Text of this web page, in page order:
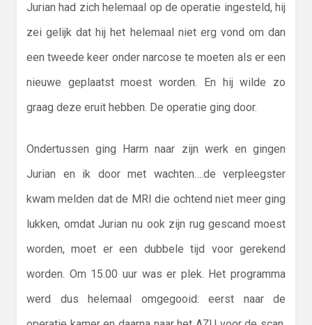
Jurian had zich helemaal op de operatie ingesteld, hij
zei gelijk dat hij het helemaal niet erg vond om dan
een tweede keer onder narcose te moeten als er een
nieuwe geplaatst moest worden. En hij wilde zo
graag deze eruit hebben. De operatie ging door.
Ondertussen ging Harm naar zijn werk en gingen
Jurian en ik door met wachten….de verpleegster
kwam melden dat de MRI die ochtend niet meer ging
lukken, omdat Jurian nu ook zijn rug gescand moest
worden, moet er een dubbele tijd voor gerekend
worden. Om 15.00 uur was er plek. Het programma
werd dus helemaal omgegooid: eerst naar de